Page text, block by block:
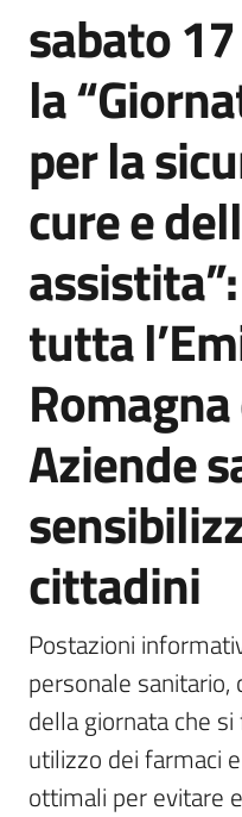
Agenzia
di
e
comunicazione
Seguici
su
sabato
la
per la
cure e
tutta
Aziende
cittadini
Postazioni
personale
della giornata che
utilizzo dei farmaci
ottimali per evitare